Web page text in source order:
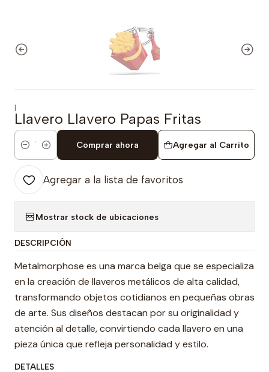
|
Llavero Llavero Papas Fritas
Cantidad
Agregar al Carrito
Comprar ahora
Agregar a la lista de favoritos
Mostrar stock de ubicaciones
DESCRIPCIÓN
Metalmorphose es una marca belga que se especializa
en la creación de llaveros metálicos de alta calidad,
transformando objetos cotidianos en pequeñas obras
de arte. Sus diseños destacan por su originalidad y
atención al detalle, convirtiendo cada llavero en una
pieza única que refleja personalidad y estilo.
DETALLES